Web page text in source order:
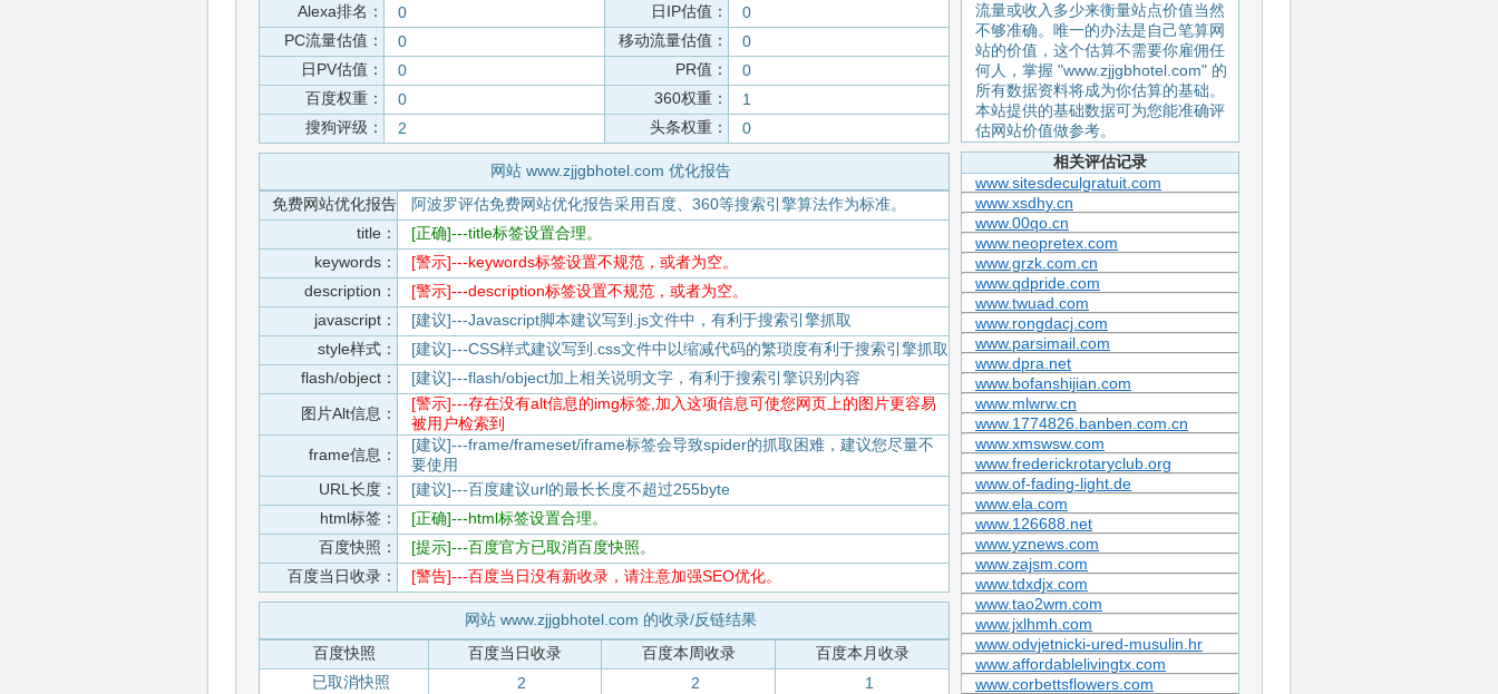
Alexa排名：
0 日IP估值：
0
PC流量估值：
0 移动流量估值：
0
日PV估值：
0 PR值：
0
百度权重：
0 360权重：
1
搜狗评级：
2 头条权重： 0
网站 www.zjjgbhotel.com 优化报告
免费网站优化报告
阿波罗评估免费网站优化报告采用百度、360等搜索引擎算法作为标准。
title：
[正确]---title标签设置合理。
keywords：
[警示]---keywords标签设置不规范，或者为空。
description：
[警示]---description标签设置不规范，或者为空。
javascript：
[建议]---Javascript脚本建议写到.js文件中，有利于搜索引擎抓取
style样式：
[建议]---CSS样式建议写到.css文件中以缩减代码的繁琐度有利于搜索引擎抓取
flash/object：
[建议]---flash/object加上相关说明文字，有利于搜索引擎识别内容
图片Alt信息：
[警示]---存在没有alt信息的img标签,加入这项信息可使您网页上的图片更容易
被用户检索到
frame信息：
[建议]---frame/frameset/iframe标签会导致spider的抓取困难，建议您尽量不
要使用
URL长度：
[建议]---百度建议url的最长长度不超过255byte
html标签：
[正确]---html标签设置合理。
百度快照：
[提示]---百度官方已取消百度快照。
百度当日收录：
[警告]---百度当日没有新收录，请注意加强SEO优化。
网站 www.zjjgbhotel.com 的收录/反链结果
百度快照
百度当日收录 百度本周收录
百度本月收录
已取消快照
2 2
1
流量或收入多少来衡量站点价值当然
不够准确。唯一的办法是自己笔算网
站的价值，这个估算不需要你雇佣任
何人，掌握 "www.zjjgbhotel.com" 的
所有数据资料将成为你估算的基础。
本站提供的基础数据可为您能准确评
估网站价值做参考。
相关评估记录
www.sitesdeculgratuit.com
www.xsdhy.cn
www.00qo.cn
www.neopretex.com
www.grzk.com.cn
www.qdpride.com
www.twuad.com
www.rongdacj.com
www.parsimail.com
www.dpra.net
www.bofanshijian.com
www.mlwrw.cn
www.1774826.banben.com.cn
www.xmswsw.com
www.frederickrotaryclub.org
www.of-fading-light.de
www.ela.com
www.126688.net
www.yznews.com
www.zajsm.com
www.tdxdjx.com
www.tao2wm.com
www.jxlhmh.com
www.odvjetnicki-ured-musulin.hr
www.affordablelivingtx.com
www.corbettsflowers.com